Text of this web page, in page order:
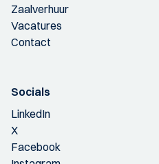
Zaalverhuur
Vacatures
Contact
Socials
LinkedIn
X
Facebook